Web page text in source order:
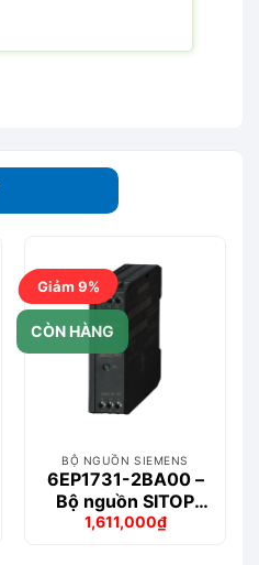
Giảm 9%
CÒN HÀNG
BỘ NGUỒN SIEMENS
6EP1731-2BA00 –
Bộ nguồn SITOP
power 0.375 A
Giá
1,611,000₫
Giá